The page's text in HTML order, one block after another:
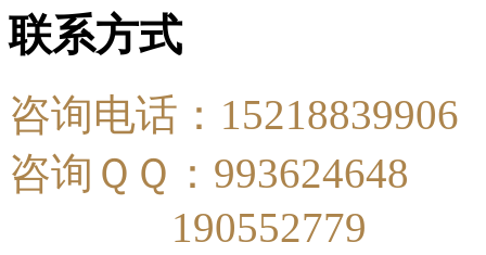
联系方式
咨询电话：15218839906
咨询ＱＱ：993624648
190552779